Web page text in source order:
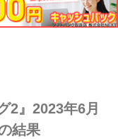
2』2023年6月
結果